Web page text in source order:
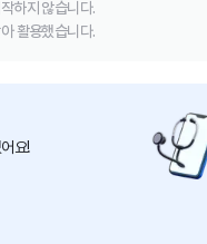
하지 않습니다.
활용했습니다.
요!